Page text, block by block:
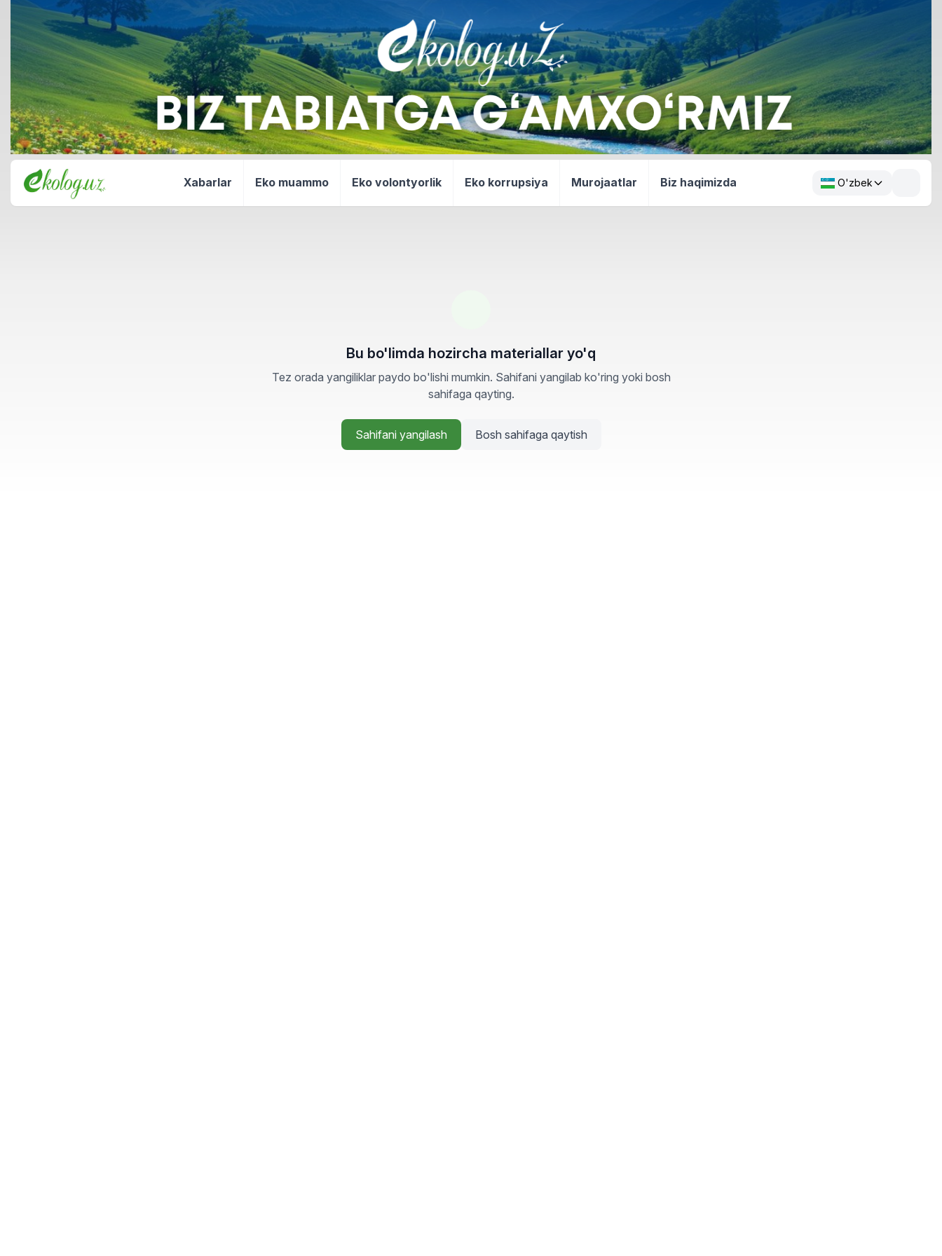
Xabarlar Eko muammo Eko volontyorlik Eko korrupsiya Murojaatlar Biz haqimizda O'zbek
Bu bo'limda hozircha materiallar yo'q
Tez orada yangiliklar paydo bo'lishi mumkin. Sahifani yangilab ko'ring yoki bosh
sahifaga qayting.
Sahifani yangilash Bosh sahifaga qaytish